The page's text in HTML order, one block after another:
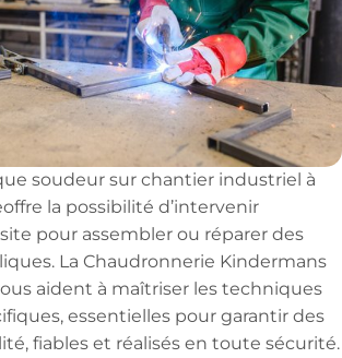
soudeur sur chantier industriel à
la possibilité d’intervenir
pour assembler ou réparer des
La Chaudronnerie Kindermans
aident à maîtriser les techniques
essentielles pour garantir des
fiables et réalisés en toute sécurité.